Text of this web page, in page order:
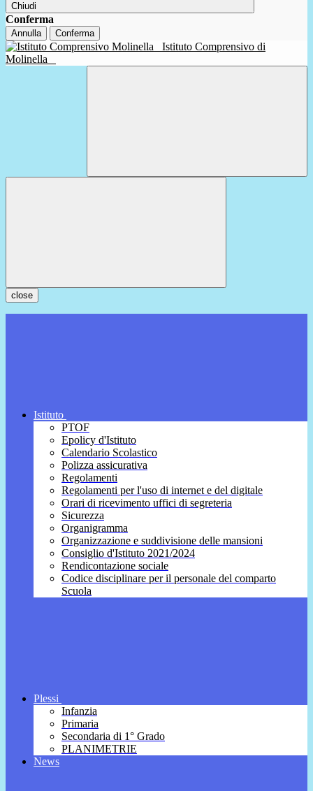
Chiudi
Conferma
Annulla Conferma
Istituto Comprensivo di
Molinella
close
Istituto
PTOF
Epolicy d'Istituto
Calendario Scolastico
Polizza assicurativa
Regolamenti
Regolamenti per l'uso di internet e del digitale
Orari di ricevimento uffici di segreteria
Sicurezza
Organigramma
Organizzazione e suddivisione delle mansioni
Consiglio d'Istituto 2021/2024
Rendicontazione sociale
Codice disciplinare per il personale del comparto
Scuola
Plessi
Infanzia
Primaria
Secondaria di 1° Grado
PLANIMETRIE
News